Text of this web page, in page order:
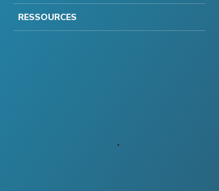
RESSOURCES